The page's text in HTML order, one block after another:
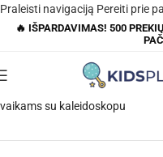
Praleisti navigaciją Pereiti prie
🔥 IŠPARDAVIMAS! 500
Parduotuvė
vaikams su kaleidoskopu